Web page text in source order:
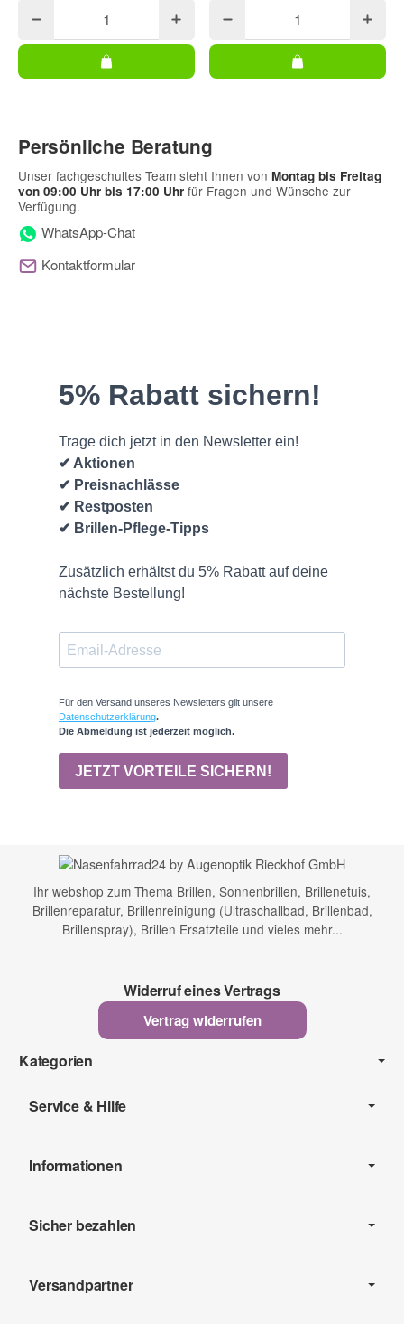
Persönliche Beratung
Unser fachgeschultes Team steht Ihnen von Montag bis Freitag
von 09:00 Uhr bis 17:00 Uhr für Fragen und Wünsche zur
Verfügung.
WhatsApp-Chat
Kontaktformular
Ihr webshop zum Thema Brillen, Sonnenbrillen, Brillenetuis,
Brillenreparatur, Brillenreinigung (Ultraschallbad, Brillenbad,
Brillenspray), Brillen Ersatzteile und vieles mehr...
Widerruf eines Vertrags
Vertrag widerrufen
Kategorien
Service & Hilfe
Informationen
Sicher bezahlen
Versandpartner